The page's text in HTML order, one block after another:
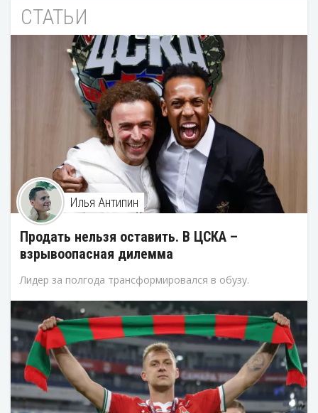
СТАТЬИ
Илья Антипин
Продать нельзя оставить. В ЦСКА –
взрывоопасная дилемма
Лидер за полгода трансформировался в обузу.